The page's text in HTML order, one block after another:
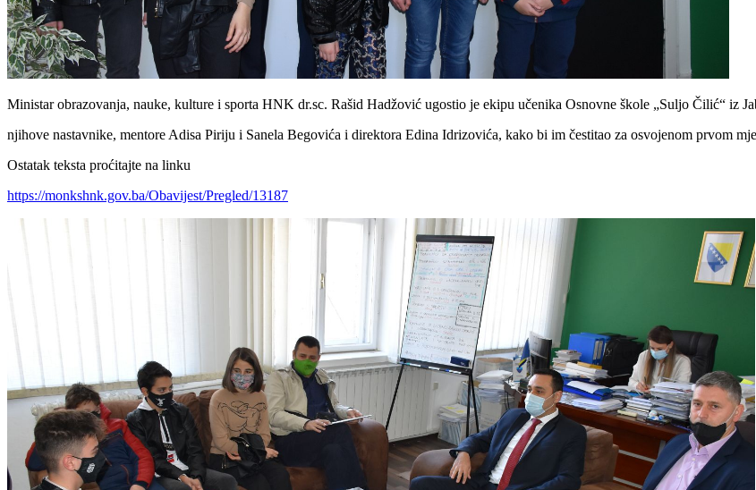
Ministar obrazovanja, nauke, kulture i sporta HNK dr.sc. Rašid Hadžović ugostio je ekipu učenika Osnovne škole „Suljo Čilić“ iz
njihove nastavnike, mentore Adisa Piriju i Sanela Begovića i direktora Edina Idrizovića, kako bi im čestitao za osvojenom prvom
Ostatak teksta proćitajte na linku
https://monkshnk.gov.ba/Obavijest/Pregled/13187